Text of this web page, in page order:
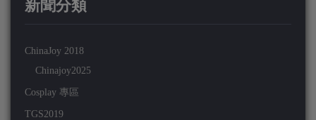
新聞分類
ChinaJoy 2018
Chinajoy2025
Cosplay 專區
TGS2019